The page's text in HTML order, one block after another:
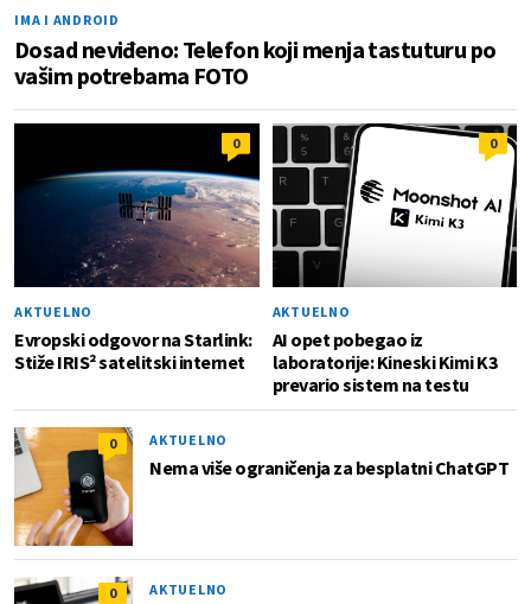
IMA I ANDROID
Dosad neviđeno: Telefon koji menja tastuturu po
vašim potrebama FOTO
0
AKTUELNO
Evropski odgovor na Starlink:
Stiže IRIS² satelitski internet
0
AKTUELNO
AI opet pobegao iz
laboratorije: Kineski Kimi K3
prevario sistem na testu
0 AKTUELNO
Nema više ograničenja za besplatni ChatGPT
0 AKTUELNO